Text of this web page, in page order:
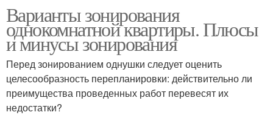
Варианты зонирования
однокомнатной квартиры. Плюсы
и минусы зонирования
Перед зонированием однушки следует оценить
целесообразность перепланировки: действительно ли
преимущества проведенных работ перевесят их
недостатки?